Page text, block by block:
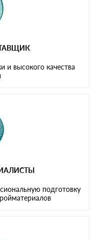
и высокого качества
подготовку